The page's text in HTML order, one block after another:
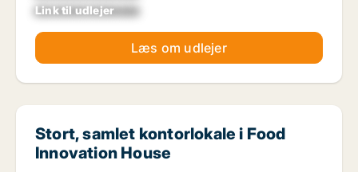
Link til udlejer
xxxxxxxxxxxxxxxx
Læs om udlejer
Stort, samlet kontorlokale i Food
Innovation House